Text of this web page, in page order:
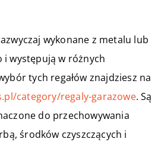
wykonane z metalu lub
występują w różnych
tych regałów znajdziesz na
category/regaly-garazowe. Są
do przechowywania
środków czyszczących i